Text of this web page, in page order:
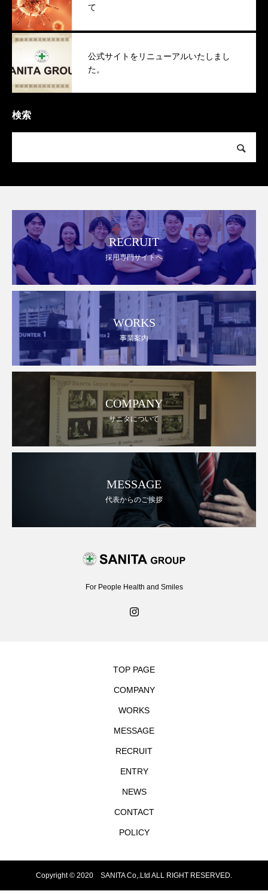
て
公式サイトをリニューアルいたしまし
た。
検索
RECRUIT
採用専門サイトへ
WORKS
事業案内
COMPANY
サニタについて
MESSAGE
代表からのご挨拶
For People Health and Smiles
TOP PAGE
COMPANY
WORKS
MESSAGE
RECRUIT
ENTRY
NEWS
CONTACT
POLICY
Copyright © 2020 SANITA Co,.Ltd ALL RIGHT RESERVED.